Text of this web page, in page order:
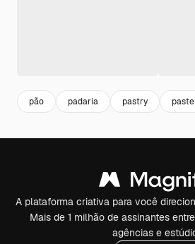
pão padaria pastry
A plataforma criativa para você
Mais de 1 milhão de assinantes
agências e